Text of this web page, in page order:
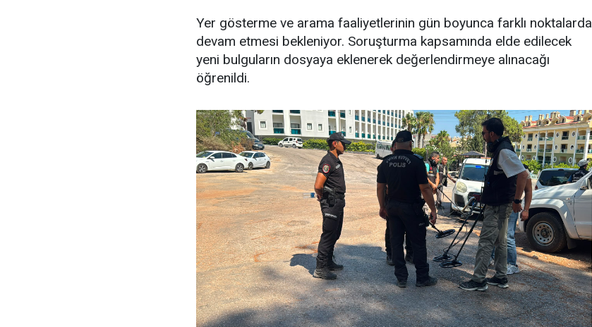
Yer gösterme ve arama faaliyetlerinin gün boyunca farklı noktalarda
devam etmesi bekleniyor. Soruşturma kapsamında elde edilecek
yeni bulguların dosyaya eklenerek değerlendirmeye alınacağı
öğrenildi.